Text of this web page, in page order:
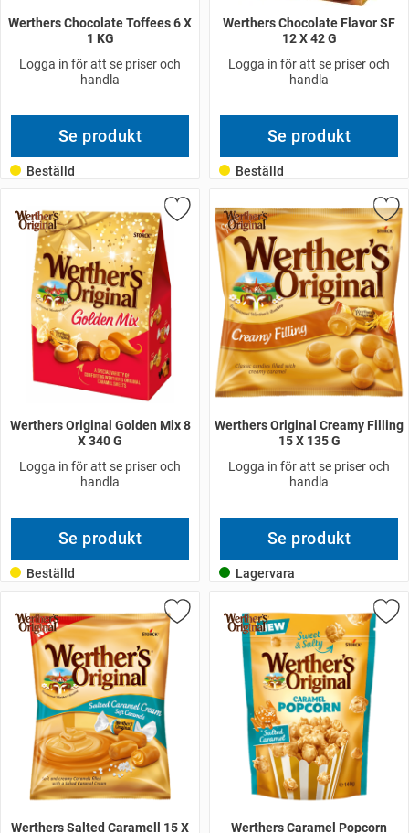
Werthers Chocolate Toffees 6 X
1 KG
Logga in för att se priser och
handla
Se produkt
Beställd
Werthers Chocolate Flavor SF
12 X 42 G
Logga in för att se priser och
handla
Se produkt
Beställd
Werthers Original Golden Mix 8
X 340 G
Logga in för att se priser och
handla
Se produkt
Beställd
Werthers Original Creamy Filling
15 X 135 G
Logga in för att se priser och
handla
Se produkt
Lagervara
Werthers Salted Caramell 15 X Werthers Caramel Popcorn